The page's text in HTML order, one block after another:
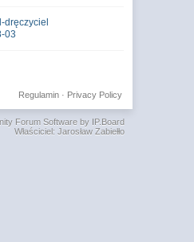
dręczyciel
03
Privacy Policy
Regulamin·
Forum Software by IP.Board
Właściciel: Jarosław Zabiełło